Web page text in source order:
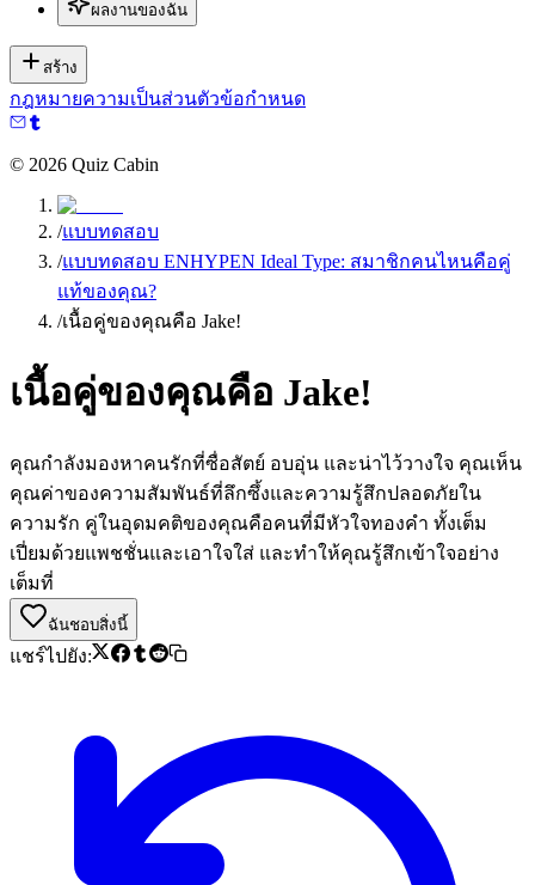
ผลงานของฉัน
สร้าง
กฎหมายความเป็นส่วนตัวข้อกำหนด
© 2026 Quiz Cabin
/แบบทดสอบ
/แบบทดสอบ ENHYPEN Ideal Type: สมาชิกคนไหนคือคู่
แท้ของคุณ?
/เนื้อคู่ของคุณคือ Jake!
เนื้อคู่ของคุณคือ Jake!
คุณกำลังมองหาคนรักที่ซื่อสัตย์ อบอุ่น และน่าไว้วางใจ คุณเห็น
คุณค่าของความสัมพันธ์ที่ลึกซึ้งและความรู้สึกปลอดภัยใน
ความรัก คู่ในอุดมคติของคุณคือคนที่มีหัวใจทองคำ ทั้งเต็ม
เปี่ยมด้วยแพชชั่นและเอาใจใส่ และทำให้คุณรู้สึกเข้าใจอย่าง
เต็มที่
ฉันชอบสิ่งนี้
แชร์ไปยัง: